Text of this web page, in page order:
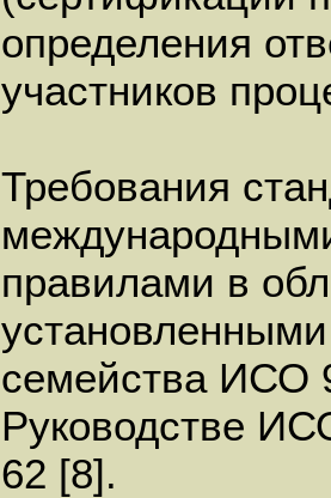
определения
участников
Требования
правилами в
семейства
Руководстве
62 [8].